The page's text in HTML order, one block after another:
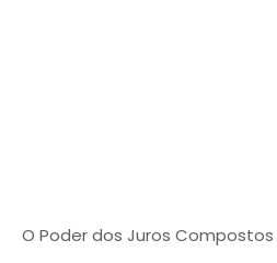
O Poder dos Juros Compostos